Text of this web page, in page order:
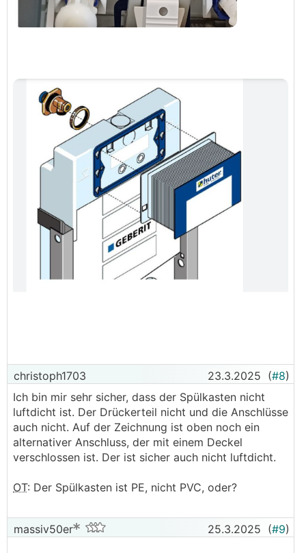
christoph1703 23.3.2025 (#8)
Ich bin mir sehr sicher, dass der Spülkasten nicht
luftdicht ist. Der Drückerteil nicht und die Anschlüsse
auch nicht. Auf der Zeichnung ist oben noch ein
alternativer Anschluss, der mit einem Deckel
verschlossen ist. Der ist sicher auch nicht luftdicht.
OT: Der Spülkasten ist PE, nicht PVC, oder?
massiv50er 25.3.2025 (#9)